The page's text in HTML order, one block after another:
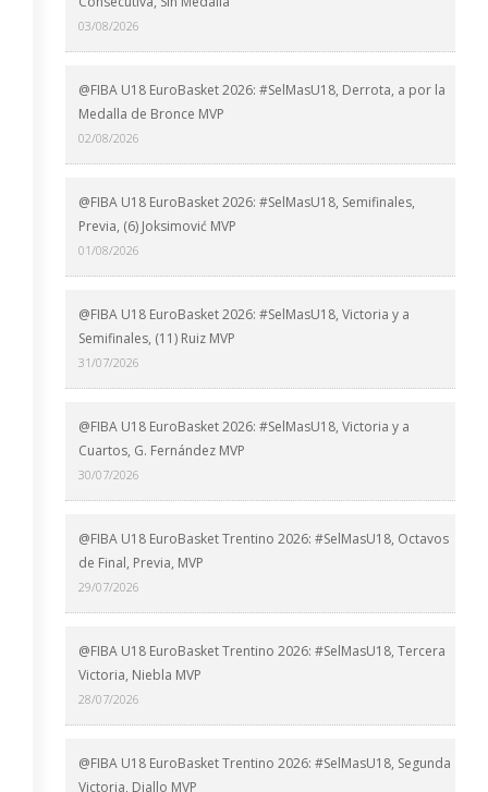
03/08/2026
@FIBA U18 EuroBasket 2026: #SelMasU18, Derrota, a por la
Medalla de Bronce MVP
02/08/2026
@FIBA U18 EuroBasket 2026: #SelMasU18, Semifinales,
Previa, (6) Joksimović MVP
01/08/2026
@FIBA U18 EuroBasket 2026: #SelMasU18, Victoria y a
Semifinales, (11) Ruiz MVP
31/07/2026
@FIBA U18 EuroBasket 2026: #SelMasU18, Victoria y a
Cuartos, G. Fernández MVP
30/07/2026
@FIBA U18 EuroBasket Trentino 2026: #SelMasU18, Octavos
de Final, Previa, MVP
29/07/2026
@FIBA U18 EuroBasket Trentino 2026: #SelMasU18, Tercera
Victoria, Niebla MVP
28/07/2026
@FIBA U18 EuroBasket Trentino 2026: #SelMasU18, Segunda
Victoria, Diallo MVP